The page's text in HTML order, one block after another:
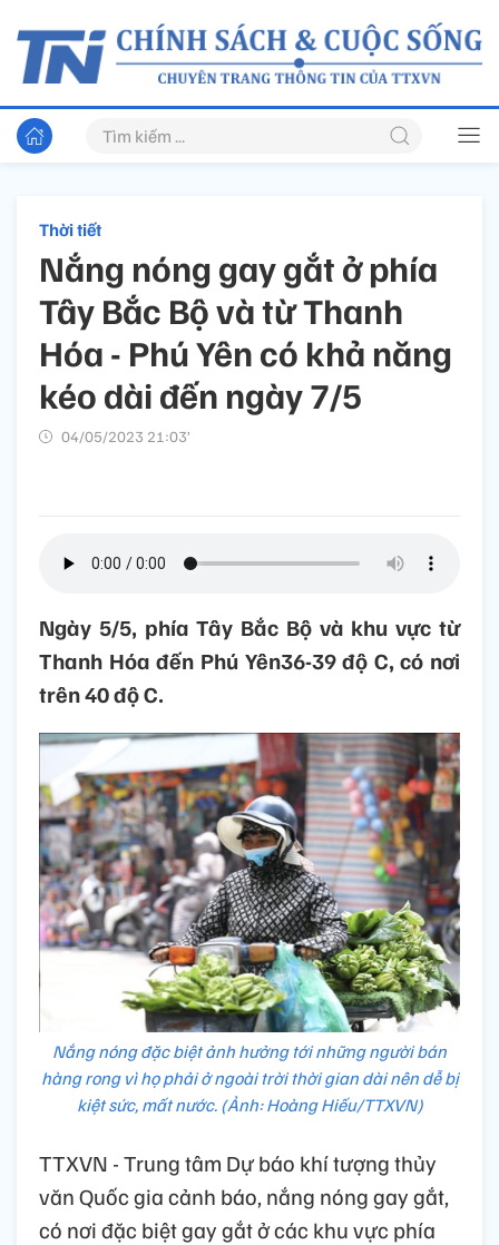
Thời tiết
Nắng nóng gay gắt ở phía
Tây Bắc Bộ và từ Thanh
Hóa - Phú Yên có khả năng
kéo dài đến ngày 7/5
04/05/2023 21:03’
Ngày 5/5, phía Tây Bắc Bộ và khu vực từ
Thanh Hóa đến Phú Yên36-39 độ C, có nơi
trên 40 độ C.
Nắng nóng đặc biệt ảnh hưởng tới những người bán
hàng rong vì họ phải ở ngoài trời thời gian dài nên dễ bị
kiệt sức, mất nước. (Ảnh: Hoàng Hiếu/TTXVN)
TTXVN - Trung tâm Dự báo khí tượng thủy
văn Quốc gia cảnh báo, nắng nóng gay gắt,
có nơi đặc biệt gay gắt ở các khu vực phía